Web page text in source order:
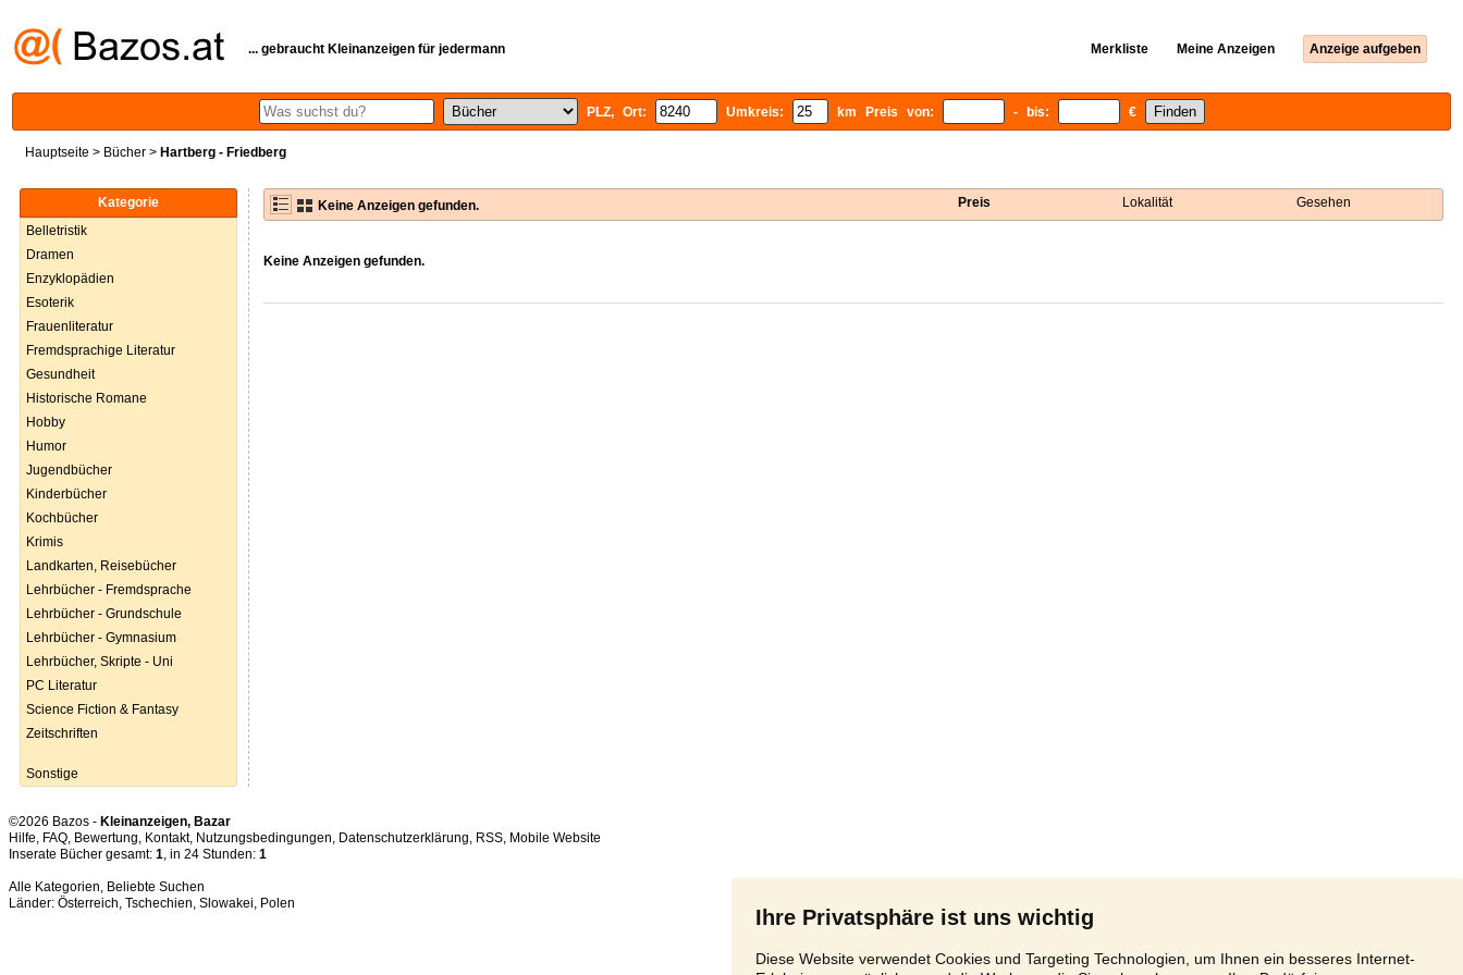
Ihre Privatsphäre ist uns wichtig
Diese Website verwendet Cookies und Targeting Technologien, um Ihnen ein besseres Internet-
... gebraucht Kleinanzeigen für jedermann Merkliste Meine Anzeigen Anzeige aufgeben
PLZ, Ort: Umkreis: km Preis von: - bis: €
Hauptseite > Bücher > Hartberg - Friedberg
Kategorie
Belletristik
Dramen
Enzyklopädien
Esoterik
Frauenliteratur
Fremdsprachige Literatur
Gesundheit
Historische Romane
Hobby
Humor
Jugendbücher
Kinderbücher
Kochbücher
Krimis
Landkarten, Reisebücher
Lehrbücher - Fremdsprache
Lehrbücher - Grundschule
Lehrbücher - Gymnasium
Lehrbücher, Skripte - Uni
PC Literatur
Science Fiction & Fantasy
Zeitschriften
Sonstige
Keine Anzeigen gefunden. Preis Lokalität Gesehen
Keine Anzeigen gefunden.
©2026 Bazos - Kleinanzeigen, Bazar
Hilfe, FAQ, Bewertung, Kontakt, Nutzungsbedingungen, Datenschutzerklärung, RSS,
Inserate Bücher gesamt: 1, in 24 Stunden: 1
Alle Kategorien, Beliebte Suchen
Länder: Österreich, Tschechien, Slowakei, Polen